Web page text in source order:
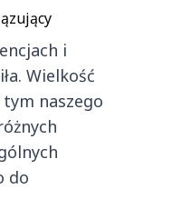
i
Wielkość
naszego
do